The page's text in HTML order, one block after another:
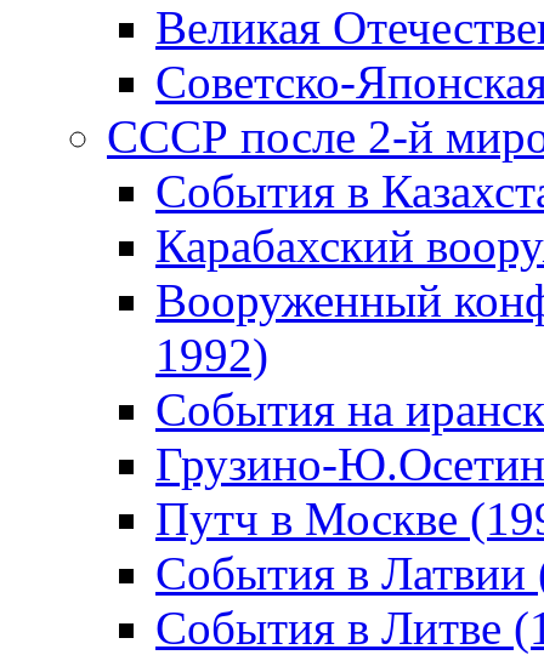
Великая
Советско-
СССР после 2-й
События в
Карабахский
Вооруженный
1992)
События на
Грузино-
Путч в Москве
События в Латвии
События в Литве